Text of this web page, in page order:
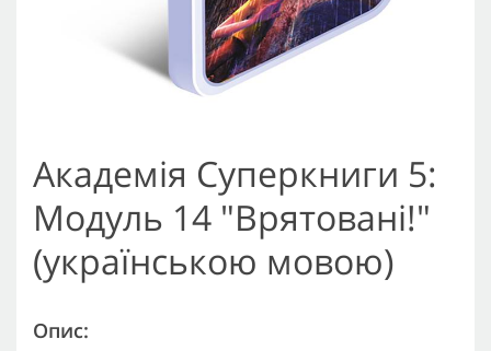
Академія Суперкниги 5:
Модуль 14 "Врятовані!"
(українською мовою)
Опис: